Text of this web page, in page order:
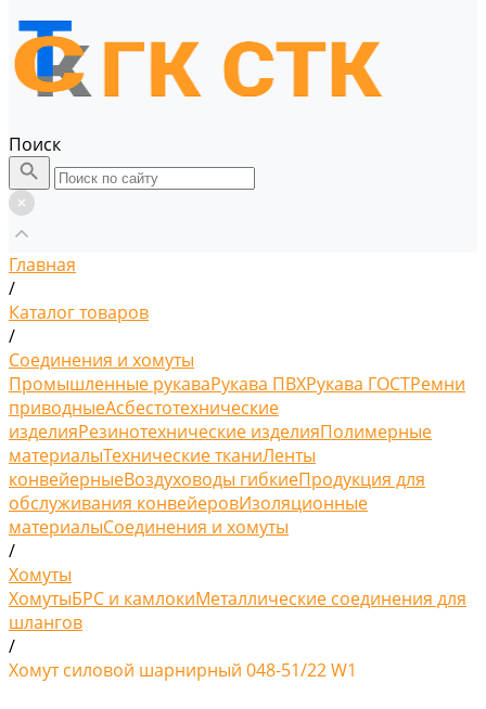
Поиск
Главная
/
Каталог товаров
/
Соединения и хомуты
Промышленные рукаваРукава ПВХРукава ГОСТРемни
приводныеАсбестотехнические
изделияРезинотехнические изделияПолимерные
материалыТехнические тканиЛенты
конвейерныеВоздуховоды гибкиеПродукция для
обслуживания конвейеровИзоляционные
материалыСоединения и хомуты
/
Хомуты
ХомутыБРС и камлокиМеталлические соединения для
шлангов
/
Хомут силовой шарнирный 048-51/22 W1